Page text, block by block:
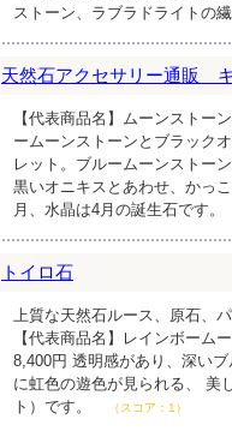
ストーン、ラブラドライトの
天然石アクセサリー通販
【代表商品名】ムーンストー
ームーンストーンとブラック
レット。ブルームーンストー
黒いオニキスとあわせ、かっ
月、水晶は4月の誕生石です。
トイロ石
上質な天然石ルース、原石、
【代表商品名】レインボーム
8,400円 透明感があり、深い
に虹色の遊色が見られる、 美
ト）です。
（スコア：1）